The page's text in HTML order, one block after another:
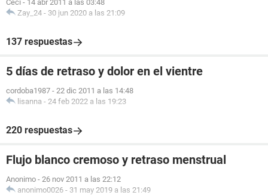
Ceci - 14 abr 2011 a las 03:48
Zay_24 - 30 jun 2020 a las 21:09
137 respuestas
5 días de retraso y dolor en el vientre
cordoba1987 - 22 dic 2011 a las 14:48
lisanna - 24 feb 2022 a las 19:23
220 respuestas
Flujo blanco cremoso y retraso menstrual
Anonimo - 26 nov 2011 a las 22:12
anonimo0026 - 31 may 2019 a las 21:49